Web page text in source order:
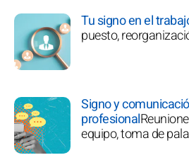
Tu signo en el
puesto,
Signo y
profesional
equipo, toma de